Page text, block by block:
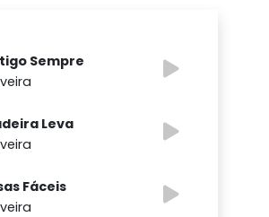
Sempre
Leva
Fáceis